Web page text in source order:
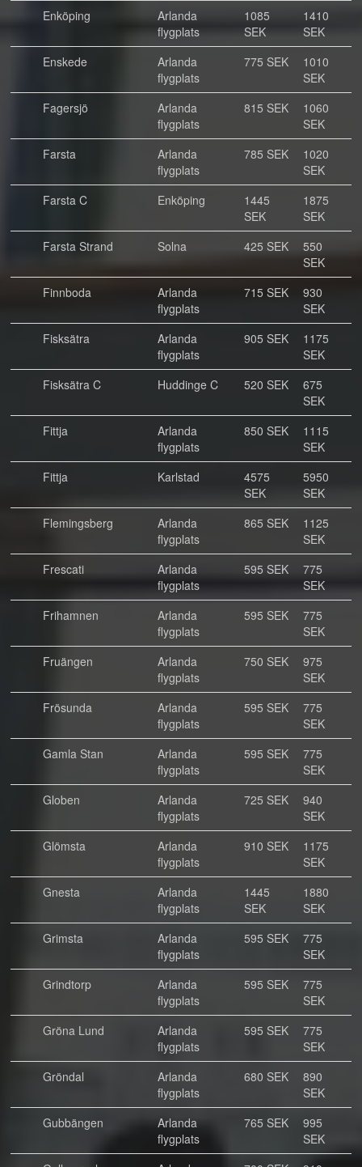
Enköping
Arlanda
flygplats
1085
SEK
1410
SEK
Enskede
Arlanda
flygplats
775 SEK
1010
SEK
Fagersjö
Arlanda
flygplats
815 SEK
1060
SEK
Farsta
Arlanda
flygplats
785 SEK
1020
SEK
Farsta C
Enköping
1445
SEK
1875
SEK
Farsta Strand
Solna 425 SEK
550
SEK
Finnboda
Arlanda
flygplats
715 SEK
930
SEK
Fisksätra
Arlanda
flygplats
905 SEK
1175
SEK
Fisksätra C
Huddinge C 520 SEK
675
SEK
Fittja
Arlanda
flygplats
850 SEK
1115
SEK
Fittja
Karlstad
4575
SEK
5950
SEK
Flemingsberg
Arlanda
flygplats
865 SEK
1125
SEK
Frescati
Arlanda
flygplats
595 SEK
775
SEK
Frihamnen
Arlanda
flygplats
595 SEK
775
SEK
Fruängen
Arlanda
flygplats
750 SEK
975
SEK
Frösunda
Arlanda
flygplats
595 SEK
775
SEK
Gamla Stan
Arlanda
flygplats
595 SEK
775
SEK
Globen
Arlanda
flygplats
725 SEK
940
SEK
Glömsta
Arlanda
flygplats
910 SEK
1175
SEK
Gnesta
Arlanda
flygplats
1445
SEK
1880
SEK
Grimsta
Arlanda
flygplats
595 SEK
775
SEK
Grindtorp
Arlanda
flygplats
595 SEK
775
SEK
Gröna Lund
Arlanda
flygplats
595 SEK
775
SEK
Gröndal
Arlanda
flygplats
680 SEK
890
SEK
Gubbängen
Arlanda
flygplats
765 SEK
995
SEK